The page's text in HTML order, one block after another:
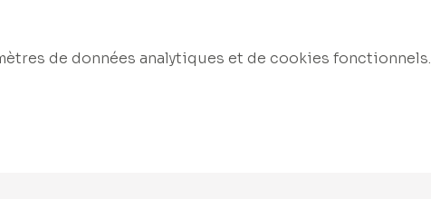
de données analytiques et de cookies fonctionnels.